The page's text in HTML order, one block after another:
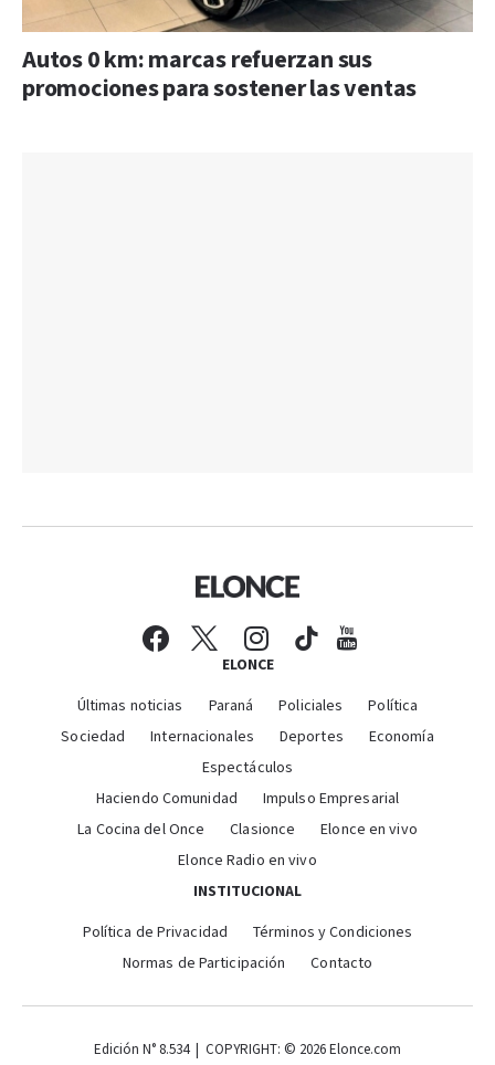
Autos 0 km: marcas refuerzan sus
promociones para sostener las ventas
ELONCE
Últimas noticias Paraná Policiales
Política
Sociedad
Internacionales Deportes
Economía
Espectáculos
Haciendo Comunidad
Impulso Empresarial
La Cocina del Once
Clasionce
Elonce en vivo
Elonce Radio en vivo
INSTITUCIONAL
Política de Privacidad
Términos y Condiciones
Normas de Participación
Contacto
Edición N° 8.534 | COPYRIGHT: © 2026 Elonce.com